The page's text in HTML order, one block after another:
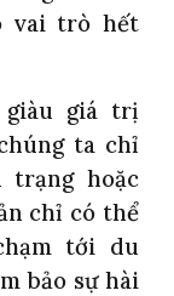
vai trò hết
giàu giá trị
ta chỉ
trạng hoặc
chỉ có thể
tới du
bảo sự hài